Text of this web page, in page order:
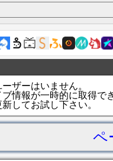
ザーはいません。
ブ情報が一時的に取得で
してお試し下さい。
ペ